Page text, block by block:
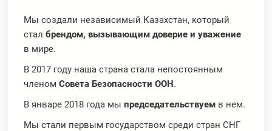
Мы создали независимый Казахстан, который
сталбрендом, вызывающим доверие и уважение
в мире.
В 2017 году наша страна стала непостоянным
членомСовета Безопасности ООН.
В январе 2018 года мыпредседательствуем в нем.
Мы стали первым государством среди стран СНГ